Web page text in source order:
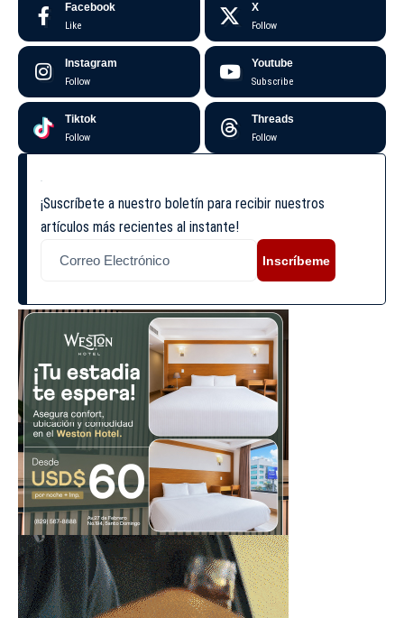
Facebook
Like
X
Follow
Instagram
Follow
Youtube
Subscribe
Tiktok
Follow
Threads
Follow
¡Suscríbete a nuestro boletín para recibir nuestros
artículos más recientes al instante!
Inscríbeme